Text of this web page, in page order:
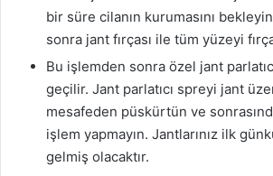
bir süre cilanın kurumasını
sonra jant fırçası ile tüm yüzeyi
Bu işlemden sonra özel jant
geçilir. Jant parlatıcı spreyi jant
mesafeden püskürtün ve
işlem yapmayın. Jantlarınız ilk
gelmiş olacaktır.